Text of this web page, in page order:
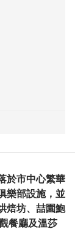
於市中心繁華
樂部設施，並
焙坊、喆園鮑
餐廳及溫莎